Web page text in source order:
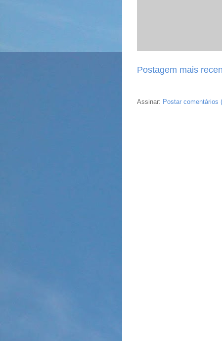
Postagem mais
Assinar: Postar comentários